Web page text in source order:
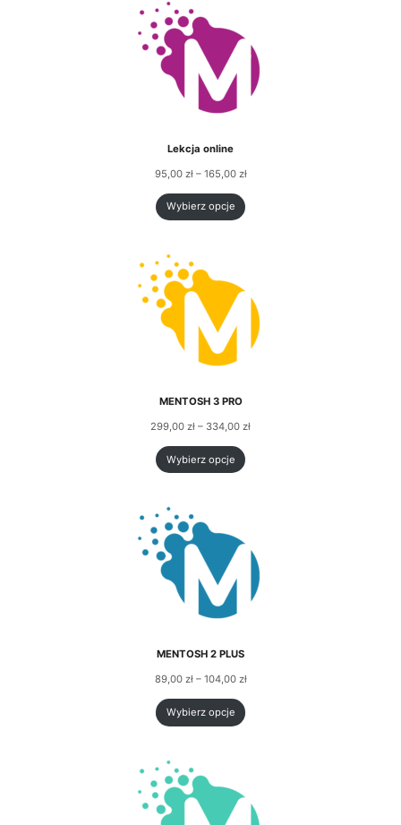
Lekcja online
95,00 zł– 165,00 zł
Wybierz opcje
MENTOSH 3 PRO
299,00 zł – 334,00 zł
Wybierz opcje
MENTOSH 2 PLUS
89,00 zł– 104,00 zł
Wybierz opcje